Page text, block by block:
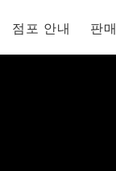
점포 안내 판매